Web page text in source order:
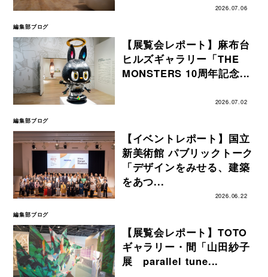
2026.07.06
編集部ブログ
【展覧会レポート】麻布台
ヒルズギャラリー「THE
MONSTERS 10周年記念...
2026.07.02
編集部ブログ
【イベントレポート】国立
新美術館 パブリックトーク
「デザインをみせる、建築
をあつ...
2026.06.22
編集部ブログ
【展覧会レポート】TOTO
ギャラリー・間「山田紗子
展 parallel tune...